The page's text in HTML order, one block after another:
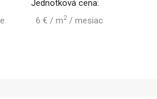
Jednotková cena:
6 € / m2/ mesiac